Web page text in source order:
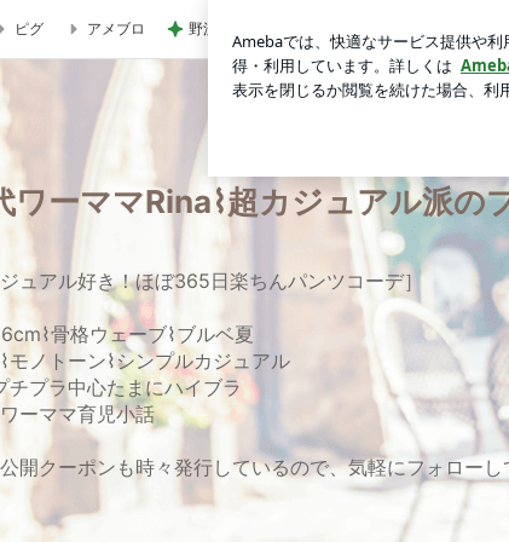
家族プチ騒ぎ⌇ミニで可愛いLOEWE | 30代ワーママ
ピグ アメブロ 野沢 ライブ後に朝5時まで打ち上げ
ワーママRina⌇超カジュアル派の
ジュアル好き！ほぼ365日楽ちんパンツコーデ］
骨格ウェーブ⌇ブルベ夏
モノトーン⌇シンプルカジュアル
チプラ中心たまにハイブラ
ーママ育児小話
開クーポンも時々発行しているので、気軽にフォロー